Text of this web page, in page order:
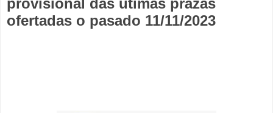
provisional das útimas prazas
ofertadas o pasado 11/11/2023